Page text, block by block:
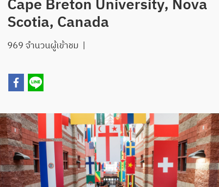
Cape Breton University, Nova
Scotia, Canada
969 จำนวนผู้เข้าชม |